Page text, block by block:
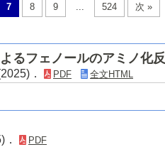
7 8 9 ... 524 次 »
るフェノールのアミノ化
． PDF 全文HTML
． PDF